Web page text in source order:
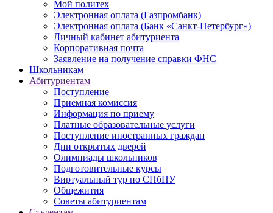
Мой политех
Электронная оплата (Газпромбанк)
Электронная оплата (Банк «Санкт-Петербург»)
Личный кабинет абитуриента
Корпоративная почта
Заявление на получение справки ФНС
Школьникам
Абитуриентам
Поступление
Приемная комиссия
Информация по приему
Платные образовательные услуги
Поступление иностранных граждан
Дни открытых дверей
Олимпиады школьников
Подготовительные курсы
Виртуальный тур по СПбПУ
Общежития
Советы абитуриентам